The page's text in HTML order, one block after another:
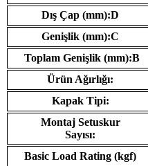
Dış Çap (mm):D
Genişlik (mm):C
Toplam Genişlik (mm):B
Ürün Ağırlığı:
Kapak Tipi:
Montaj Setuskur
Sayısı:
Basic Load Rating (kgf)